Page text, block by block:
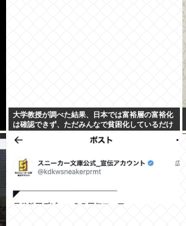
大学教授が調べた結果、日本では富裕層の富裕化
は確認できず、ただみんなで貧困化しているだけ